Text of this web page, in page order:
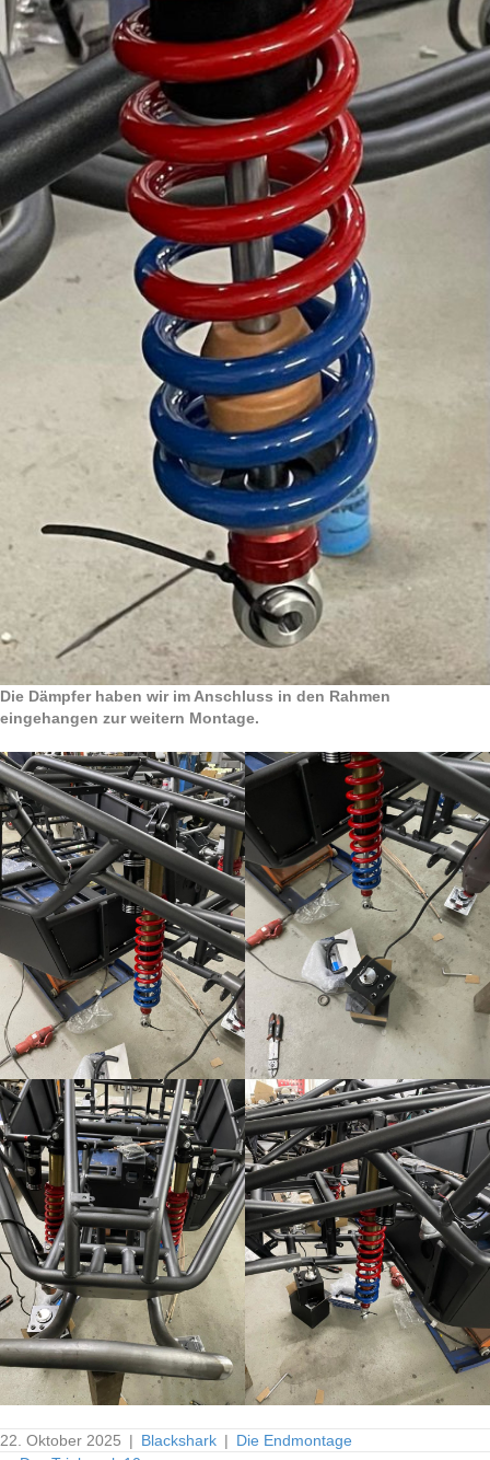
Die Dämpfer haben wir im Anschluss in den Rahmen
eingehangen zur weitern Montage.
22. Oktober 2025 | Blackshark | Die Endmontage